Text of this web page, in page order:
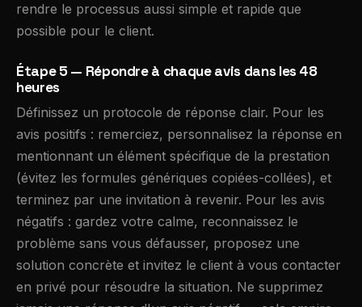
rendre le processus aussi simple et rapide que
possible pour le client.
Étape 5 — Répondre à chaque avis dans les 48
heures
Définissez un protocole de réponse clair. Pour les
avis positifs : remerciez, personnalisez la réponse en
mentionnant un élément spécifique de la prestation
(évitez les formules génériques copiées-collées), et
terminez par une invitation à revenir. Pour les avis
négatifs : gardez votre calme, reconnaissez le
problème sans vous défausser, proposez une
solution concrète et invitez le client à vous contacter
en privé pour résoudre la situation. Ne supprimez